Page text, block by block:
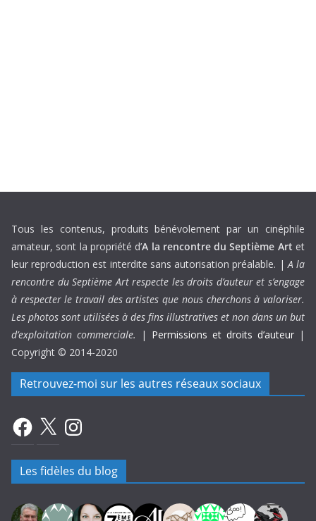
Tous les contenus, produits bénévolement par un cinéphile
amateur, sont la propriété d’A la rencontre du Septième Art et
leur reproduction est interdite sans autorisation préalable. |A la
rencontre du Septième Art respecte les droits d’auteur et s’engage
à respecter le travail des artistes que nous cherchons à valoriser.
Les photos sont utilisées à des fins illustratives et non dans un but
d’exploitation commerciale.
| Permissions et droits d’auteur |
Copyright © 2014-2020
Retrouvez-moi sur les autres réseaux sociaux
Facebook
X Instagram
Les fidèles du blog